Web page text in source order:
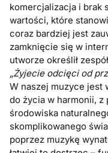
komercjalizacja i brak
wartości, które
coraz bardziej jest
zamknięcie się w
utworze określił
„Żyjecie odcięci od
W naszej muzyce jest
do życia w harmonii, z
środowiska
skomplikowanego
poprzez muzykę